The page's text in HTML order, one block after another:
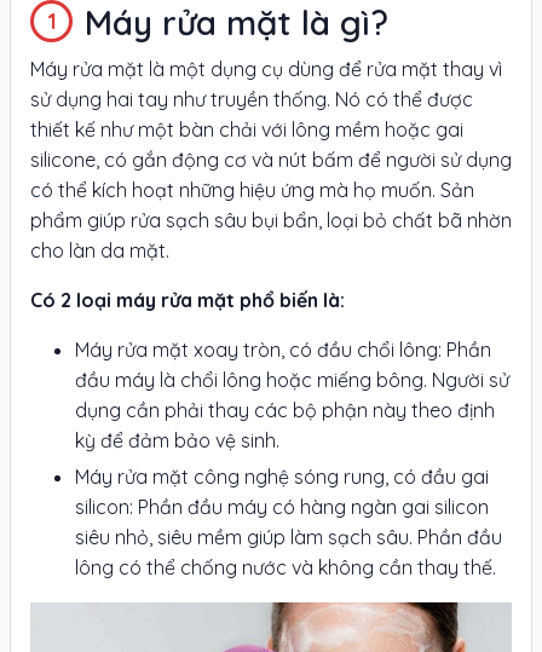
Máy rửa mặt là gì?
Máy rửa mặt là một dụng cụ dùng để rửa mặt thay vì
sử dụng hai tay như truyền thống. Nó có thể được
thiết kế như một bàn chải với lông mềm hoặc gai
silicone, có gắn động cơ và nút bấm để người sử dụng
có thể kích hoạt những hiệu ứng mà họ muốn. Sản
phẩm giúp rửa sạch sâu bụi bẩn, loại bỏ chất bã nhờn
cho làn da mặt.
Có 2 loại máy rửa mặt phổ biến là:
Máy rửa mặt xoay tròn, có đầu chổi lông: Phần
đầu máy là chổi lông hoặc miếng bông. Người sử
dụng cần phải thay các bộ phận này theo định
kỳ để đảm bảo vệ sinh.
Máy rửa mặt công nghệ sóng rung, có đầu gai
silicon: Phần đầu máy có hàng ngàn gai silicon
siêu nhỏ, siêu mềm giúp làm sạch sâu. Phần đầu
lông có thể chống nước và không cần thay thế.